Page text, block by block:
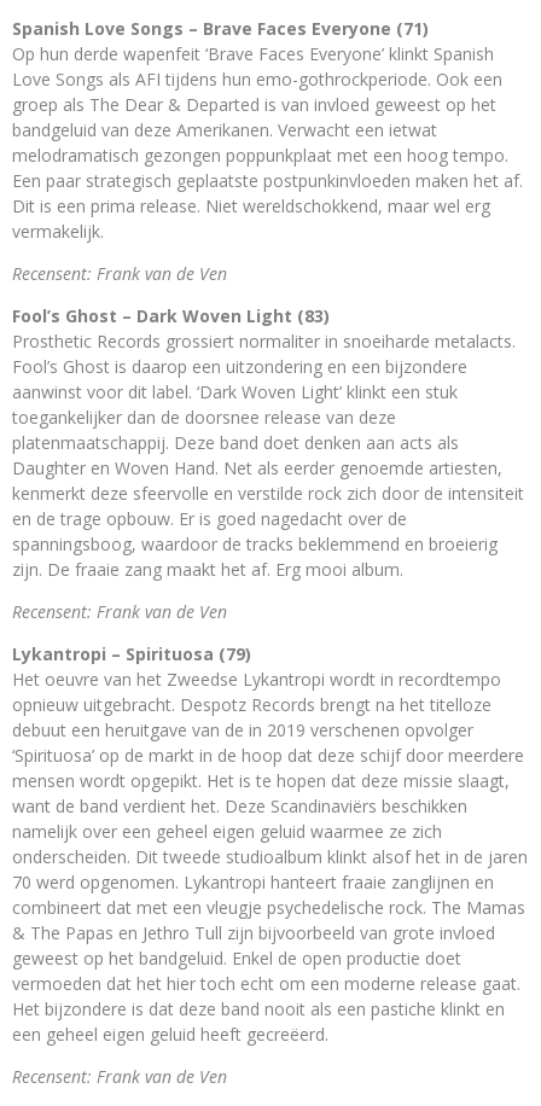
Spanish Love Songs – Brave Faces Everyone (71)
Op hun derde wapenfeit ‘Brave Faces Everyone’ klinkt Spanish
Love Songs als AFI tijdens hun emo-gothrockperiode. Ook een
groep als The Dear & Departed is van invloed geweest op het
bandgeluid van deze Amerikanen. Verwacht een ietwat
melodramatisch gezongen poppunkplaat met een hoog tempo.
Een paar strategisch geplaatste postpunkinvloeden maken het af.
Dit is een prima release. Niet wereldschokkend, maar wel erg
vermakelijk.
Recensent: Frank van de Ven
Fool’s Ghost – Dark Woven Light (83)
Prosthetic Records grossiert normaliter in snoeiharde metalacts.
Fool’s Ghost is daarop een uitzondering en een bijzondere
aanwinst voor dit label. ‘Dark Woven Light’ klinkt een stuk
toegankelijker dan de doorsnee release van deze
platenmaatschappij. Deze band doet denken aan acts als
Daughter en Woven Hand. Net als eerder genoemde artiesten,
kenmerkt deze sfeervolle en verstilde rock zich door de intensiteit
en de trage opbouw. Er is goed nagedacht over de
spanningsboog, waardoor de tracks beklemmend en broeierig
zijn. De fraaie zang maakt het af. Erg mooi album.
Recensent: Frank van de Ven
Lykantropi – Spirituosa (79)
Het oeuvre van het Zweedse Lykantropi wordt in recordtempo
opnieuw uitgebracht. Despotz Records brengt na het titelloze
debuut een heruitgave van de in 2019 verschenen opvolger
‘Spirituosa’ op de markt in de hoop dat deze schijf door meerdere
mensen wordt opgepikt. Het is te hopen dat deze missie slaagt,
want de band verdient het. Deze Scandinaviërs beschikken
namelijk over een geheel eigen geluid waarmee ze zich
onderscheiden. Dit tweede studioalbum klinkt alsof het in de jaren
70 werd opgenomen. Lykantropi hanteert fraaie zanglijnen en
combineert dat met een vleugje psychedelische rock. The Mamas
& The Papas en Jethro Tull zijn bijvoorbeeld van grote invloed
geweest op het bandgeluid. Enkel de open productie doet
vermoeden dat het hier toch echt om een moderne release gaat.
Het bijzondere is dat deze band nooit als een pastiche klinkt en
een geheel eigen geluid heeft gecreëerd.
Recensent: Frank van de Ven